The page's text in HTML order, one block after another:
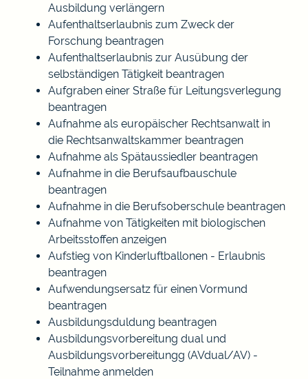
Ausbildung verlängern
Aufenthaltserlaubnis zum Zweck der
Forschung beantragen
Aufenthaltserlaubnis zur Ausübung der
selbständigen Tätigkeit beantragen
Aufgraben einer Straße für Leitungsverlegung
beantragen
Aufnahme als europäischer Rechtsanwalt in
die Rechtsanwaltskammer beantragen
Aufnahme als Spätaussiedler beantragen
Aufnahme in die Berufsaufbauschule
beantragen
Aufnahme in die Berufsoberschule beantragen
Aufnahme von Tätigkeiten mit biologischen
Arbeitsstoffen anzeigen
Aufstieg von Kinderluftballonen - Erlaubnis
beantragen
Aufwendungsersatz für einen Vormund
beantragen
Ausbildungsduldung beantragen
Ausbildungsvorbereitung dual und
Ausbildungsvorbereitungg (AVdual/AV) -
Teilnahme anmelden